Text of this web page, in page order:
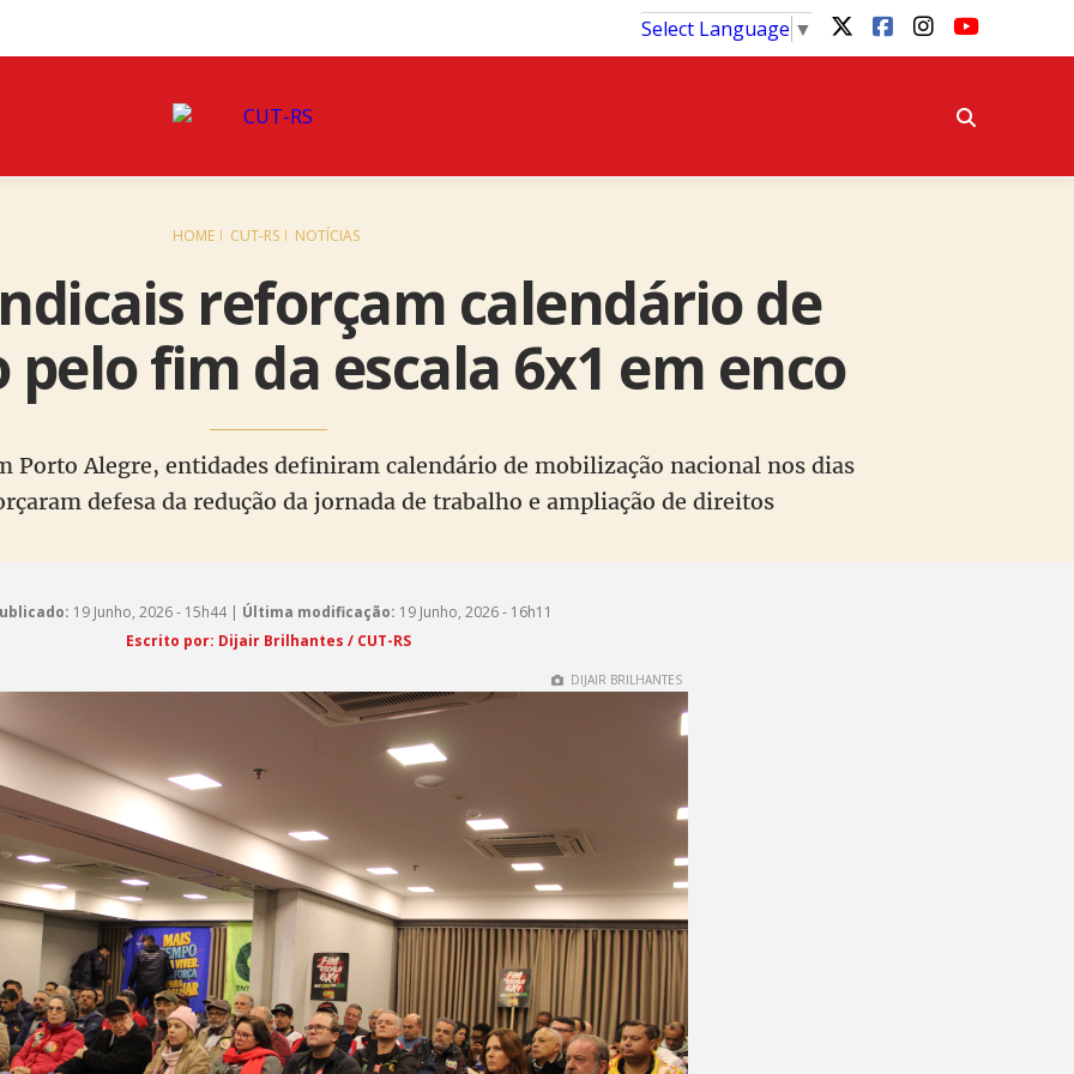
Select Language ▼
HOME CUT-RS NOTÍCIAS
reforçam calendário de
fim da escala 6x1 em enco
Porto Alegre, entidades definiram calendário de mobilização nacional nos dias
defesa da redução da jornada de trabalho e ampliação de direitos
19 Junho, 2026 - 15h44 | Última modificação: 19 Junho, 2026 - 16h11
Escrito por: Dijair Brilhantes / CUT-RS
DIJAIR BRILHANTES